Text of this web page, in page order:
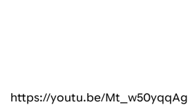
https://youtu.be/Mt_w50yqqAg